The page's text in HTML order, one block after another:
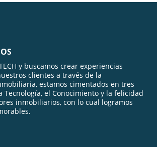
y buscamos crear experiencias
clientes a través de la
estamos cimentados en tres
Tecnología, el Conocimiento y la felicidad
inmobiliarios, con lo cual logramos